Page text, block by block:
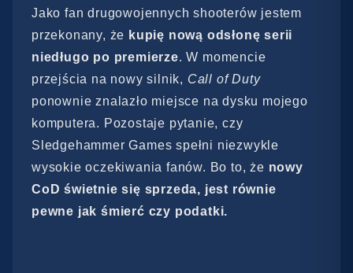
Jako fan drugowojennych shooterów jestem
przekonany, że kupię nową odsłonę serii
niedługo po premierze. W momencie
przejścia na nowy silnik, Call of Duty
ponownie znalazło miejsce na dysku mojego
komputera. Pozostaje pytanie, czy
Sledgehammer Games spełni niezwykle
wysokie oczekiwania fanów. Bo to, że nowy
CoD świetnie się sprzeda, jest równie
pewne jak śmierć czy podatki.